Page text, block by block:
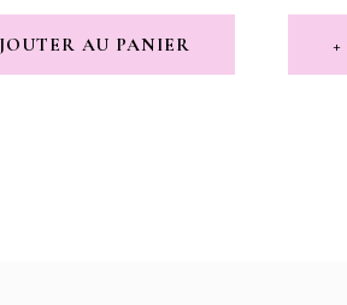
PRIX
INITIAL
PRIX
ACTUEL
AU PANIER